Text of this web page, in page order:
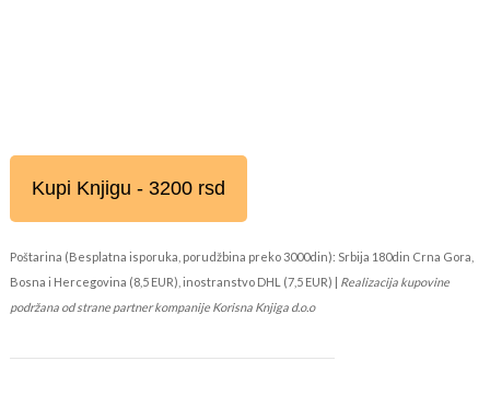
Kupi Knjigu - 3200 rsd
Poštarina (Besplatna isporuka, porudžbina preko 3000din): Srbija 180din Crna Gora,
Bosna i Hercegovina (8,5 EUR), inostranstvo DHL (7,5 EUR) | Realizacija kupovine
podržana od strane partner kompanije Korisna Knjiga d.o.o